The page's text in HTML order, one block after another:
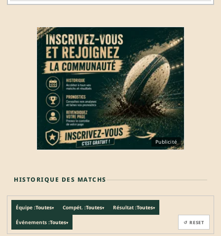
Publicité
HISTORIQUE DES MATCHS
Équipe :Toutes▾ Compét. :Toutes▾ Résultat :Toutes▾
Événements :Toutes▾ ↺ RESET